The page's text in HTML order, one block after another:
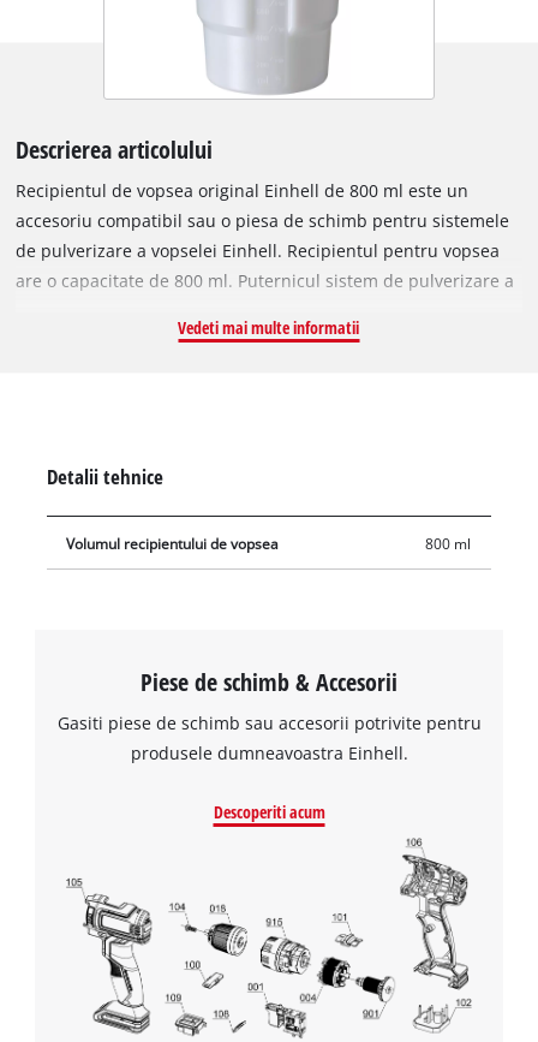
Descrierea articolului
Recipientul de vopsea original Einhell de 800 ml este un
accesoriu compatibil sau o piesa de schimb pentru sistemele
de pulverizare a vopselei Einhell. Recipientul pentru vopsea
are o capacitate de 800 ml. Puternicul sistem de pulverizare a
de dimensiuni medii, fara a fi necesara reumplerea constanta
furnizat pentru a preveni uscarea vopselei ramase. Ventuza
este usor de atasat prin insurubarea pe capul pistolului de
pulverizare.
Vedeti mai multe informatii
Detalii tehnice
Volumul recipientului de vopsea 800 ml
Piese de schimb & Accesorii
Gasiti piese de schimb sau accesorii potrivite pentru
produsele dumneavoastra Einhell.
Descoperiti acum